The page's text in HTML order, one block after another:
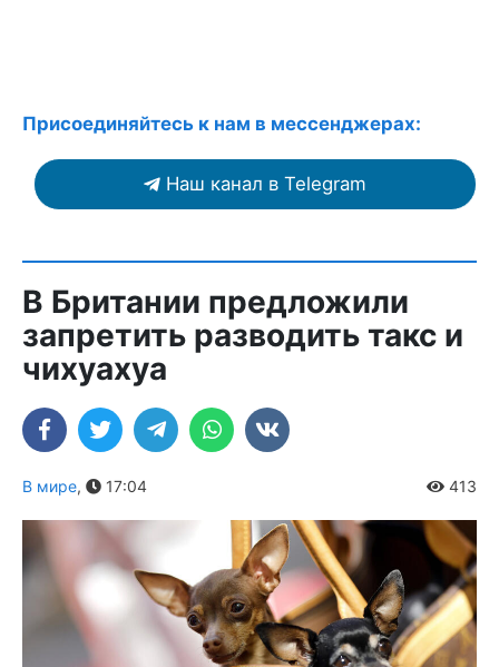
Присоединяйтесь к нам в мессенджерах:
Наш канал в Telegram
В Британии предложили
запретить разводить такс и
чихуахуа
В мире, 17:04 413